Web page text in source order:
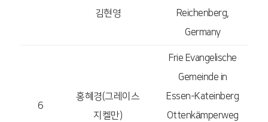
김현영
Reichenberg,
Germany
6
홍혜경(그레이스
지켈만)
Frie Evangelische
Gemeinde in
Essen-Kateinberg
Ottenkämperweg